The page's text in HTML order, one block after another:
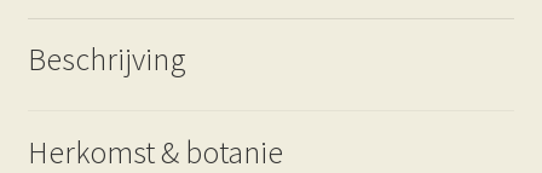
Beschrijving
Herkomst & botanie